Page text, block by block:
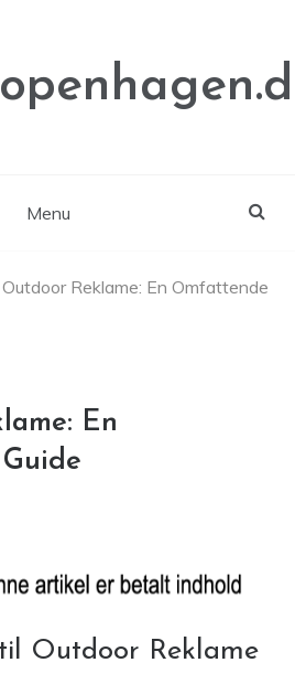
Menu
Outdoor Reklame: En Omfattende
En
Outdoor Reklame